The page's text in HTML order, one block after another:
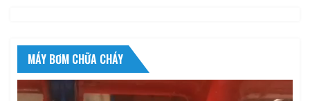
MÁY BƠM CHỮA CHÁY
Trình